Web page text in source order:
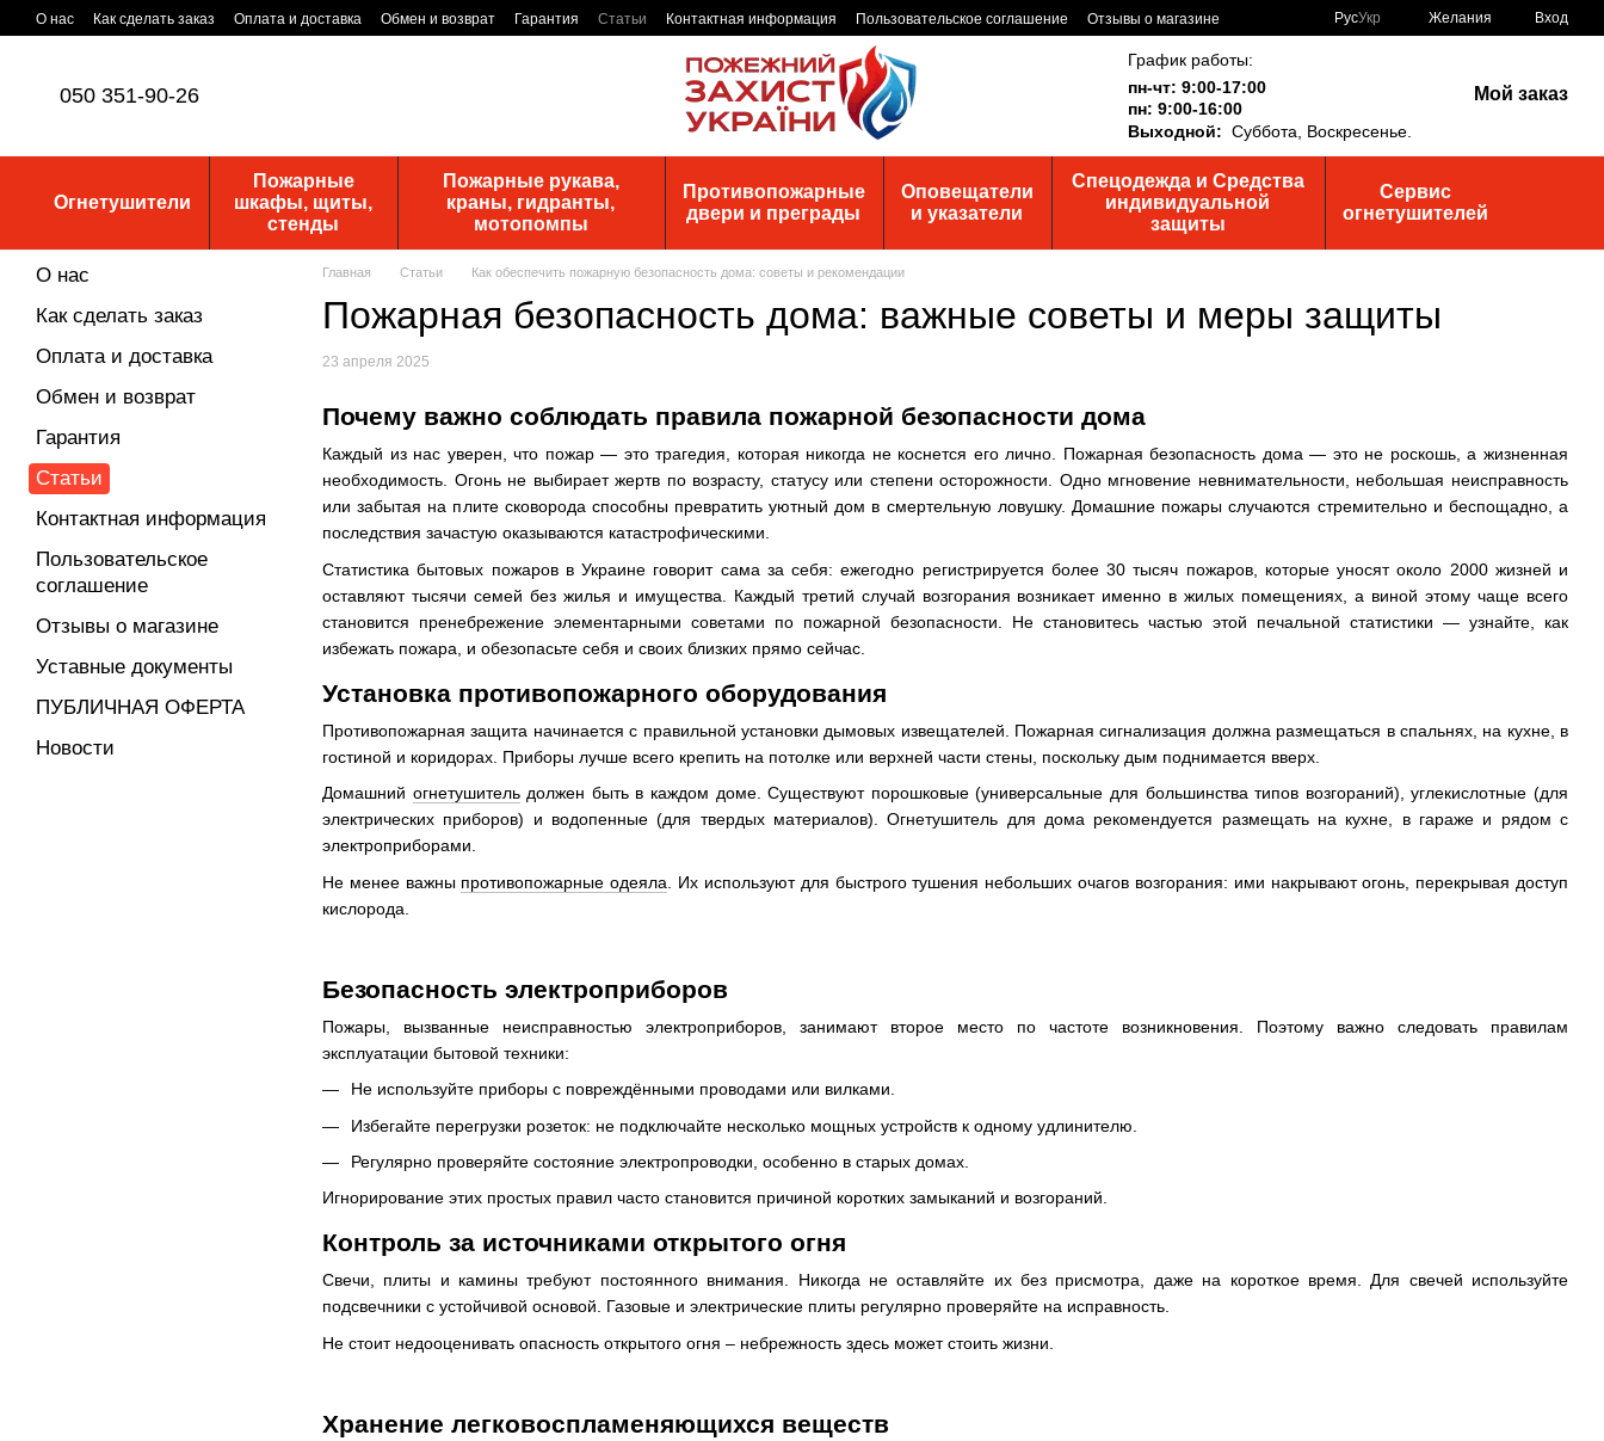
Перейти к основному контенту
О нас Как сделать заказ Оплата и доставка Обмен и возврат Гарантия Статьи Контактная информация Пользовательское соглашение
Отзывы о магазине
РусУкр Желания Вход
050 351-90-26
График работы:
пн-чт: 9:00-17:00
пн: 9:00-16:00
Выходной: Суббота, Воскресенье.
Мой заказ
Огнетушители
Пожарные
шкафы, щиты,
стенды
Пожарные рукава,
краны, гидранты,
мотопомпы
Противопожарные
двери и преграды
Оповещатели
и указатели
Спецодежда и Средства
индивидуальной
защиты
Сервис
огнетушителей
Главная Статьи Как обеспечить пожарную безопасность дома: советы и рекомендации
Пожарная безопасность дома: важные советы и меры защиты
23 апреля 2025
Почему важно соблюдать правила пожарной безопасности дома
Каждый из нас уверен, что пожар — это трагедия, которая никогда не коснется его лично. Пожарная безопасность дома — это не роскошь, а жизненная
необходимость. Огонь не выбирает жертв по возрасту, статусу или степени осторожности. Одно мгновение невнимательности, небольшая неисправность
или забытая на плите сковорода способны превратить уютный дом в смертельную ловушку. Домашние пожары случаются стремительно и беспощадно, а
последствия зачастую оказываются катастрофическими.
Статистика бытовых пожаров в Украине говорит сама за себя: ежегодно регистрируется более 30 тысяч пожаров, которые уносят около 2000 жизней и
оставляют тысячи семей без жилья и имущества. Каждый третий случай возгорания возникает именно в жилых помещениях, а виной этому чаще всего
становится пренебрежение элементарными советами по пожарной безопасности. Не становитесь частью этой печальной статистики — узнайте, как
избежать пожара, и обезопасьте себя и своих близких прямо сейчас.
Установка противопожарного оборудования
Противопожарная защита начинается с правильной установки дымовых извещателей. Пожарная сигнализация должна размещаться в спальнях, на кухне, в
гостиной и коридорах. Приборы лучше всего крепить на потолке или верхней части стены, поскольку дым поднимается вверх.
Домашний огнетушительдолжен быть в каждом доме. Существуют порошковые (универсальные для большинства типов возгораний), углекислотные (для
электрических приборов) и водопенные (для твердых материалов). Огнетушитель для дома рекомендуется размещать на кухне, в гараже и рядом с
электроприборами.
Не менее важны противопожарные одеяла . Их используют для быстрого тушения небольших очагов возгорания: ими накрывают огонь, перекрывая доступ
кислорода.
Безопасность электроприборов
Пожары, вызванные неисправностью электроприборов, занимают второе место по частоте возникновения. Поэтому важно следовать правилам
эксплуатации бытовой техники:
Не используйте приборы с повреждёнными проводами или вилками.
Избегайте перегрузки розеток: не подключайте несколько мощных устройств к одному удлинителю.
Регулярно проверяйте состояние электропроводки, особенно в старых домах.
Игнорирование этих простых правил часто становится причиной коротких замыканий и возгораний.
Контроль за источниками открытого огня
Свечи, плиты и камины требуют постоянного внимания. Никогда не оставляйте их без присмотра, даже на короткое время. Для свечей используйте
подсвечники с устойчивой основой. Газовые и электрические плиты регулярно проверяйте на исправность.
Не стоит недооценивать опасность открытого огня – небрежность здесь может стоить жизни.
Хранение легковоспламеняющихся веществ
О нас
Как сделать заказ
Оплата и доставка
Обмен и возврат
Гарантия
Статьи
Контактная информация
Пользовательское
соглашение
Отзывы о магазине
Уставные документы
ПУБЛИЧНАЯ ОФЕРТА
Новости